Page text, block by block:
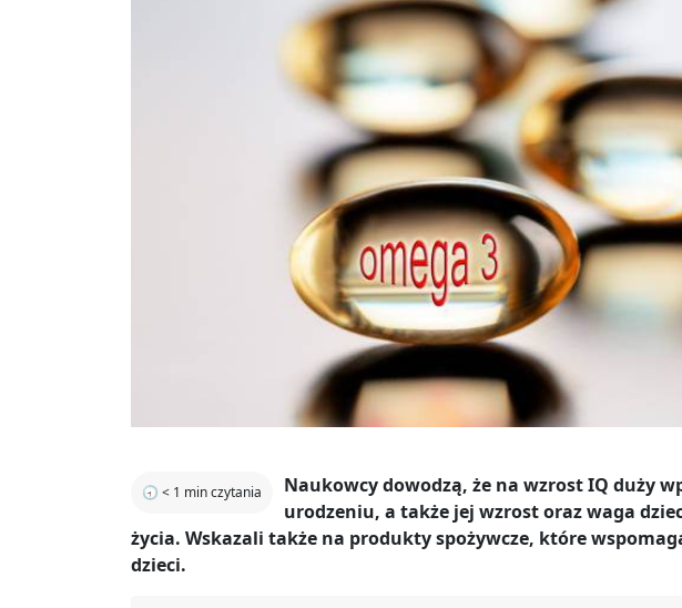
🕣 < 1 min czytania
Naukowcy dowodzą, że na wzrost IQ duży
urodzeniu, a także jej wzrost oraz waga
życia. Wskazali także na produkty spożywcze, które
dzieci.